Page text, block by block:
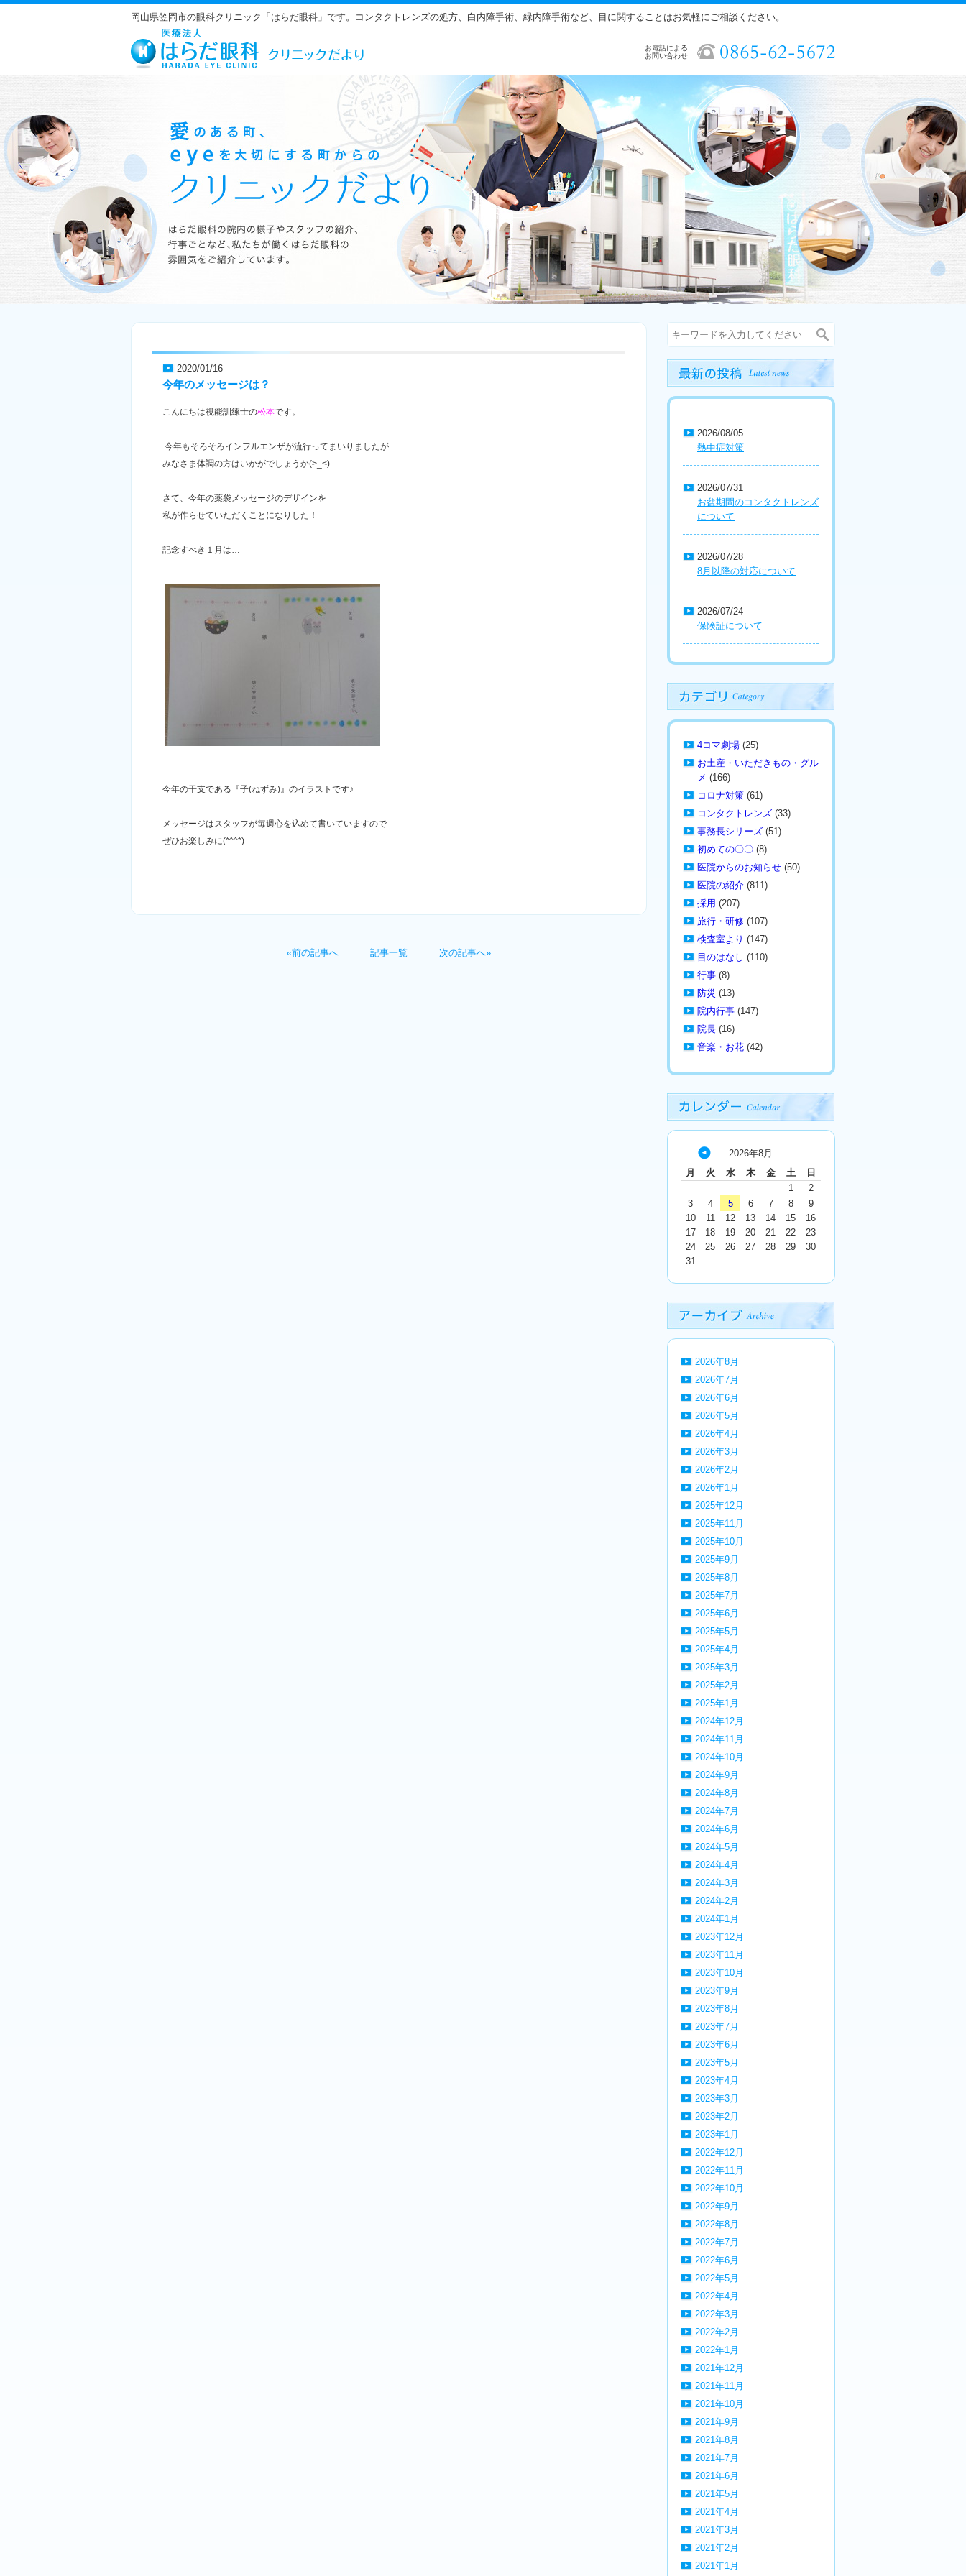
岡山県笠岡市の眼科クリニック「はらだ眼科」です。コンタクトレンズの処方、白内障手術、緑内障手術など、目に関することはお気軽にご相談ください。
お電話による
お問い合わせ
2020/01/16
今年のメッセージは？
こんにちは視能訓練士の松本です。
今年もそろそろインフルエンザが流行ってまいりましたが
みなさま体調の方はいかがでしょうか(>_<)
さて、今年の薬袋メッセージのデザインを
私が作らせていただくことになりした！
記念すべき１月は…
今年の干支である『子(ねずみ)』のイラストです♪
メッセージはスタッフが毎週心を込めて書いていますので
ぜひお楽しみに(*^^*)
«前の記事へ 記事一覧 次の記事へ»
2026/08/05
熱中症対策
2026/07/31
お盆期間のコンタクトレンズ
について
2026/07/28
8月以降の対応について
2026/07/24
保険証について
4コマ劇場 (25)
お土産・いただきもの・グル
メ (166)
コロナ対策 (61)
コンタクトレンズ (33)
事務長シリーズ (51)
初めての〇〇 (8)
医院からのお知らせ (50)
医院の紹介 (811)
採用 (207)
旅行・研修 (107)
検査室より (147)
目のはなし (110)
行事 (8)
防災 (13)
院内行事 (147)
院長 (16)
音楽・お花 (42)
2026年8月
月
火 水 木 金 土 日
« 7
月
1
2
3
4 5 6 7 8
9
10
11 12 13 14 15
16
17
18 19 20 21 22
23
24
25 26 27 28 29
30
31
2026年8月
2026年7月
2026年6月
2026年5月
2026年4月
2026年3月
2026年2月
2026年1月
2025年12月
2025年11月
2025年10月
2025年9月
2025年8月
2025年7月
2025年6月
2025年5月
2025年4月
2025年3月
2025年2月
2025年1月
2024年12月
2024年11月
2024年10月
2024年9月
2024年8月
2024年7月
2024年6月
2024年5月
2024年4月
2024年3月
2024年2月
2024年1月
2023年12月
2023年11月
2023年10月
2023年9月
2023年8月
2023年7月
2023年6月
2023年5月
2023年4月
2023年3月
2023年2月
2023年1月
2022年12月
2022年11月
2022年10月
2022年9月
2022年8月
2022年7月
2022年6月
2022年5月
2022年4月
2022年3月
2022年2月
2022年1月
2021年12月
2021年11月
2021年10月
2021年9月
2021年8月
2021年7月
2021年6月
2021年5月
2021年4月
2021年3月
2021年2月
2021年1月